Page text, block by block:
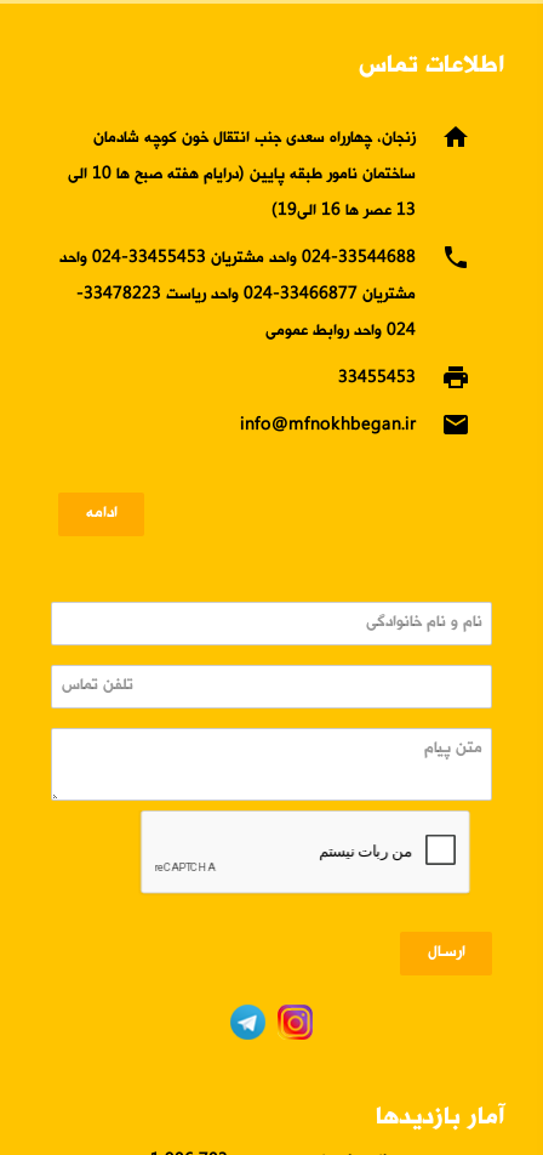
اطلاعات تماس
home
زنجان، چهارراه سعدی جنب انتقال خون کوچه شادمان
ساختمان نامور طبقه پایین (درایام هفته صبح ها 10 الی
13 عصر ها 16 الی19)
phone
024-33544688 واحد مشتریان 33455453-024 واحد
مشتریان 33466877-024 واحد ریاست 33478223-
024 واحد روابط عمومی
print
33455453
email
info@mfnokhbegan.ir
ادامه
ارسـال
آمار بازدیدها